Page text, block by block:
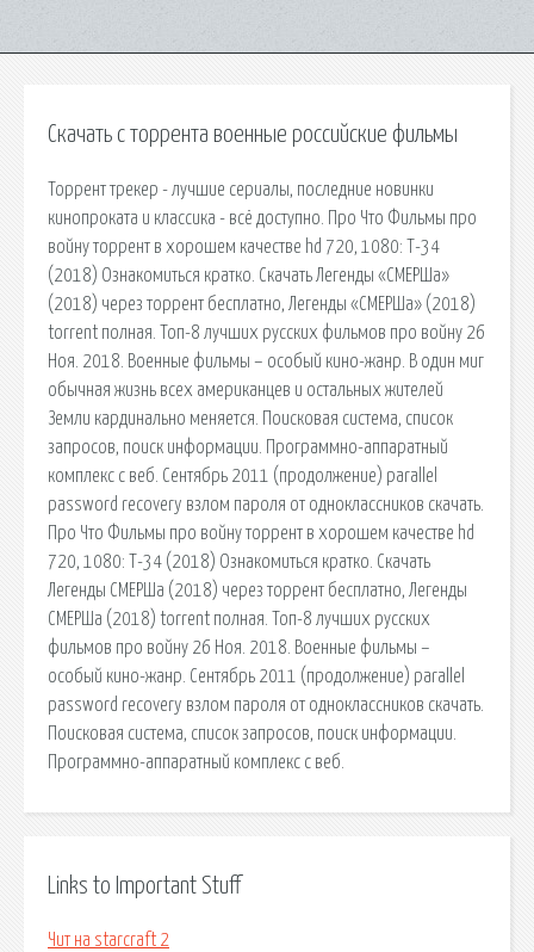
Скачать с торрента военные российские фильмы
Торрент трекер - лучшие cериалы, последние новинки
кинопроката и классика - всё доступно. Про Что Фильмы про
войну торрент в хорошем качестве hd 720, 1080: Т-34
(2018) Ознакомиться кратко. Скачать Легенды «СМЕРШа»
(2018) через торрент бесплатно, Легенды «СМЕРШа» (2018)
torrent полная. Топ-8 лучших русских фильмов про войну 26
Ноя. 2018. Военные фильмы – особый кино-жанр. В один миг
обычная жизнь всех американцев и остальных жителей
Земли кардинально меняется. Поисковая сиcтема, список
запросов, поиск информации. Программно-аппаратный
комплекс с веб. Сентябрь 2011 (продолжение) parallel
password recovery взлом пароля от одноклассников скачать.
Про Что Фильмы про войну торрент в хорошем качестве hd
720, 1080: Т-34 (2018) Ознакомиться кратко. Скачать
Легенды СМЕРШа (2018) через торрент бесплатно, Легенды
СМЕРШа (2018) torrent полная. Топ-8 лучших русских
фильмов про войну 26 Ноя. 2018. Военные фильмы –
особый кино-жанр. Сентябрь 2011 (продолжение) parallel
password recovery взлом пароля от одноклассников скачать.
Поисковая сиcтема, список запросов, поиск информации.
Программно-аппаратный комплекс с веб.
Links to Important Stuff
Чит на starcraft 2